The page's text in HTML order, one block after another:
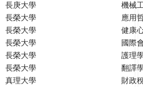
長庚大學
機械
長榮大學
應用
長榮大學
健康
長榮大學
國際
長榮大學
護理
長榮大學
翻譯
真理大學
財政